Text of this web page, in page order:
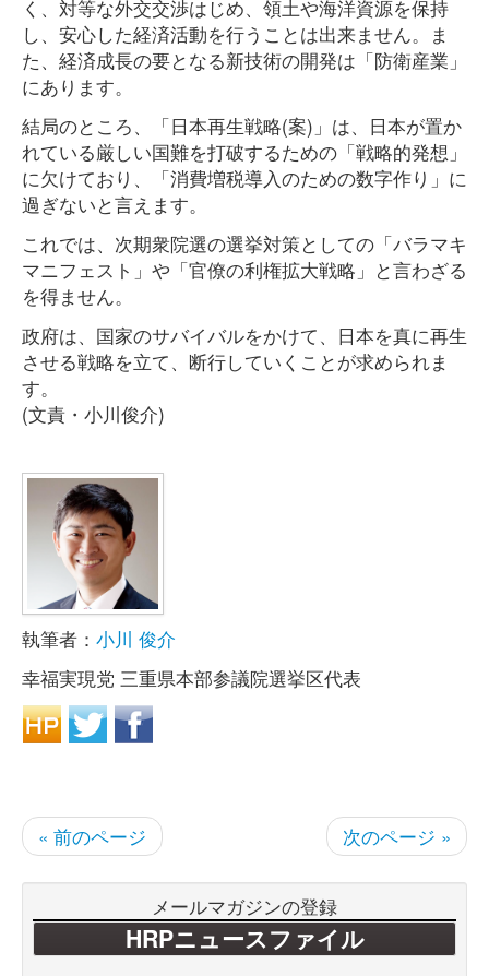
く、対等な外交交渉はじめ、領土や海洋資源を保持
し、安心した経済活動を行うことは出来ません。ま
た、経済成長の要となる新技術の開発は「防衛産業」
にあります。
結局のところ、「日本再生戦略(案)」は、日本が置か
れている厳しい国難を打破するための「戦略的発想」
に欠けており、「消費増税導入のための数字作り」に
過ぎないと言えます。
これでは、次期衆院選の選挙対策としての「バラマキ
マニフェスト」や「官僚の利権拡大戦略」と言わざる
を得ません。
政府は、国家のサバイバルをかけて、日本を真に再生
させる戦略を立て、断行していくことが求められま
す。
(文責・小川俊介)
執筆者： 小川 俊介
幸福実現党 三重県本部参議院選挙区代表
« 前のページ 次のページ »
メールマガジンの登録
HRPニュースファイル